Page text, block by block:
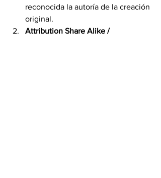
reconocida la autoría de la creación
original.
Attribution Share Alike /